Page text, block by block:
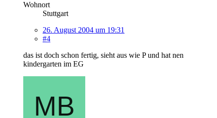
Wohnort
Stuttgart
26. August 2004 um 19:31
#4
das ist doch schon fertig, sieht aus wie P und hat nen
kindergarten im EG